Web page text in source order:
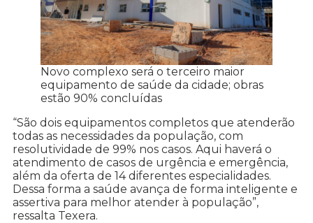
Novo complexo será o terceiro maior
equipamento de saúde da cidade; obras
estão 90% concluídas
“São dois equipamentos completos que atenderão
todas as necessidades da população, com
resolutividade de 99% nos casos. Aqui haverá o
atendimento de casos de urgência e emergência,
além da oferta de 14 diferentes especialidades.
Dessa forma a saúde avança de forma inteligente e
assertiva para melhor atender à população”,
ressalta Texera.